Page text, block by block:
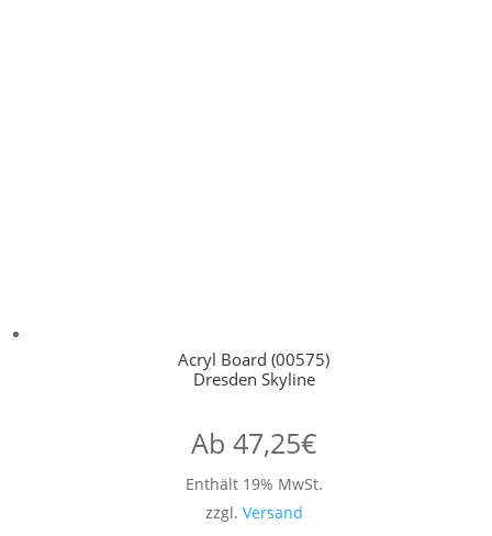
Acryl Board (00575)
Dresden Skyline
Ab 47,25€
Enthält 19% MwSt.
zzgl. Versand